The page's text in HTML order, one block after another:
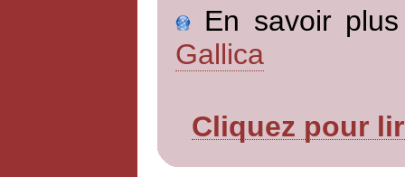
En savoir
Gallica
Cliquez pour